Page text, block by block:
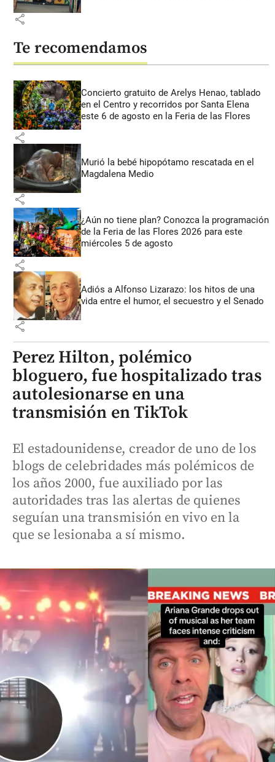
share
Te recomendamos
Concierto gratuito de Arelys Henao, tablado
en el Centro y recorridos por Santa Elena
este 6 de agosto en la Feria de las Flores
share
Murió la bebé hipopótamo rescatada en el
Magdalena Medio
share
¿Aún no tiene plan? Conozca la programación
de la Feria de las Flores 2026 para este
miércoles 5 de agosto
share
Adiós a Alfonso Lizarazo: los hitos de una
vida entre el humor, el secuestro y el Senado
share
Perez Hilton, polémico
bloguero, fue hospitalizado tras
autolesionarse en una
transmisión en TikTok
El estadounidense, creador de uno de los
blogs de celebridades más polémicos de
los años 2000, fue auxiliado por las
autoridades tras las alertas de quienes
seguían una transmisión en vivo en la
que se lesionaba a sí mismo.